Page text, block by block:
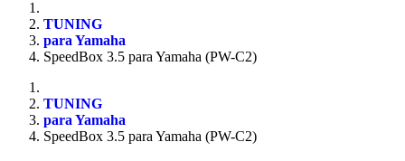
TUNING
para Yamaha
SpeedBox 3.5 para Yamaha (PW-C2)
TUNING
para Yamaha
SpeedBox 3.5 para Yamaha (PW-C2)